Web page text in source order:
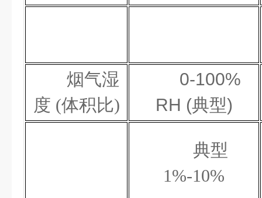
烟气湿
度 (体积比)
0-100%
RH (典型)
典型
1%-10%